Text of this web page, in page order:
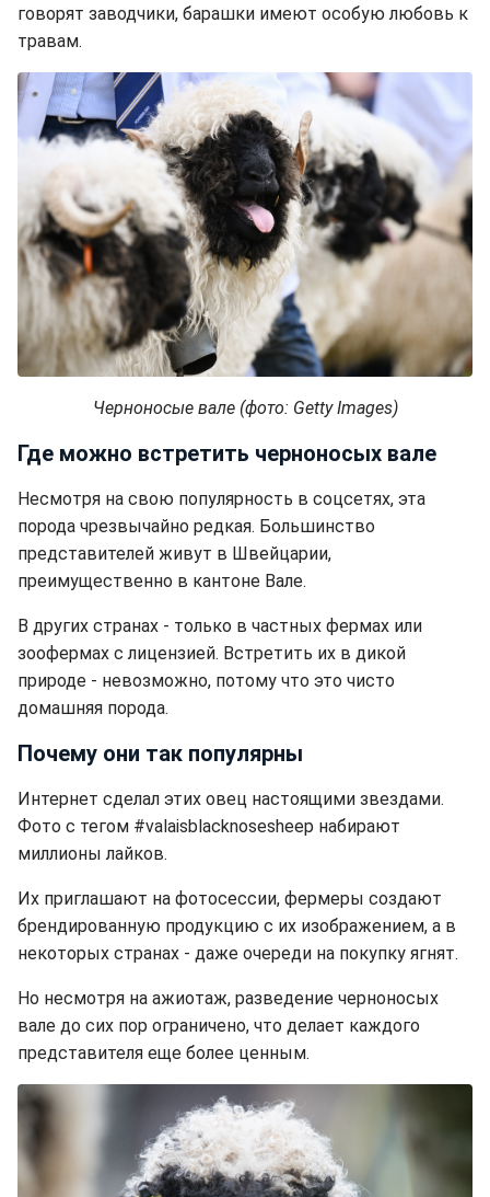
говорят заводчики, барашки имеют особую любовь к
травам.
Черноносые вале (фото: Getty Images)
Где можно встретить черноносых вале
Несмотря на свою популярность в соцсетях, эта
порода чрезвычайно редкая. Большинство
представителей живут в Швейцарии,
преимущественно в кантоне Вале.
В других странах - только в частных фермах или
зоофермах с лицензией. Встретить их в дикой
природе - невозможно, потому что это чисто
домашняя порода.
Почему они так популярны
Интернет сделал этих овец настоящими звездами.
Фото с тегом #valaisblacknosesheep набирают
миллионы лайков.
Их приглашают на фотосессии, фермеры создают
брендированную продукцию с их изображением, а в
некоторых странах - даже очереди на покупку ягнят.
Но несмотря на ажиотаж, разведение черноносых
вале до сих пор ограничено, что делает каждого
представителя еще более ценным.